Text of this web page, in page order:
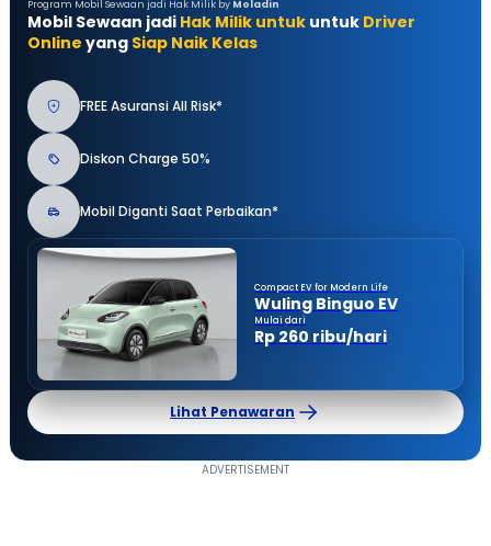
Program Mobil Sewaan jadi Hak Milik by Moladin
Mobil Sewaan jadi Hak Milik untuk untuk Driver
Online yang Siap Naik Kelas
FREE Asuransi All Risk*
Diskon Charge 50%
Mobil Diganti Saat Perbaikan*
Compact EV for Modern Life
Wuling Binguo EV
Mulai dari
Rp 260 ribu/hari
Lihat Penawaran